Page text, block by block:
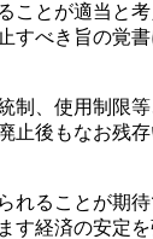
ことが適当と
べき旨の覚
、使用制限
後もなお残
ることが期
経済の安定